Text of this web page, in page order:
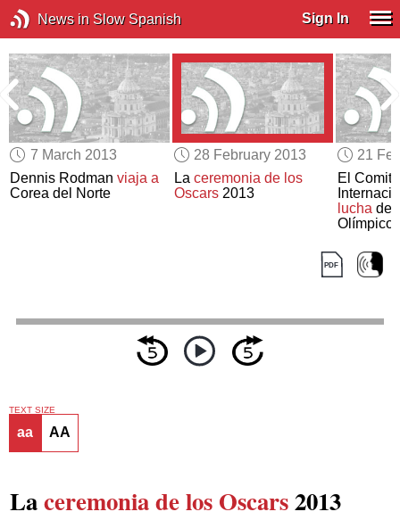
News in Slow Spanish Sign In
7 March 2013
Dennis Rodmanviaja a
Corea del Norte
28 February 2013
La ceremonia de los
Oscars2013
21
El
luchade
TEXT SIZE
aa AA
Laceremonia de los Oscars2013